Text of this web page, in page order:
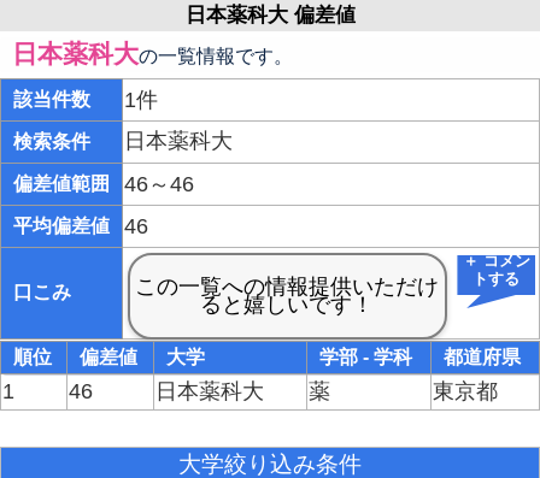
日本薬科大 偏差値
日本薬科大の一覧情報です。
該当件数 1件
検索条件 日本薬科大
偏差値範囲 46～46
平均偏差値 46
口こみ
＋ コメン
トする
順位 偏差値 大学 学部 - 学科 都道府県
1 46 日本薬科大 薬 東京都
大学絞り込み条件